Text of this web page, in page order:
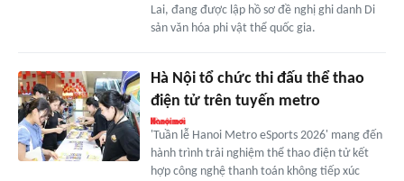
Lai, đang được lập hồ sơ đề nghị ghi danh Di
sản văn hóa phi vật thể quốc gia.
Hà Nội tổ chức thi đấu thể thao
điện tử trên tuyến metro
'Tuần lễ Hanoi Metro eSports 2026' mang đến
hành trình trải nghiệm thể thao điện tử kết
hợp công nghệ thanh toán không tiếp xúc